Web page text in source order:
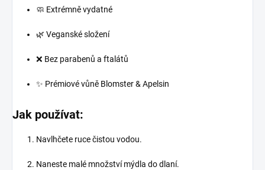
🧼 Extrémně vydatné
🌿 Veganské složení
❌ Bez parabenů a ftalátů
✨ Prémiové vůně Blomster & Apelsin
Jak používat:
Navlhčete ruce čistou vodou.
Naneste malé množství mýdla do dlaní.